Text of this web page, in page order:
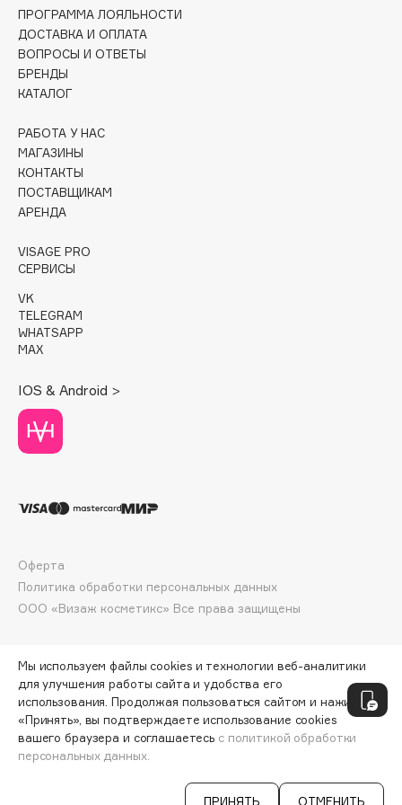
Collagenina
Consly
Corimo
CosRX
Crescina
Cunzite
Curaprox
D
d'Alba
DABO
DARLING*
Davines
Deonica
Dessange
Dolce & Gabbana
Dorco
DP Daily Perfection
Dr.Ceuracle
Dr.Jart+
DSD de Luxe
Dyson
СООБЩИТЬ О ПОСТУПЛЕНИИ
ПРОГРАММА ЛОЯЛЬНОСТИ
ДОСТАВКА И ОПЛАТА
ВОПРОСЫ И ОТВЕТЫ
БРЕНДЫ
КАТАЛОГ
РАБОТА У НАС
МАГАЗИНЫ
КОНТАКТЫ
ПОСТАВЩИКАМ
АРЕНДА
VISAGE PRO
СЕРВИСЫ
VK
TELEGRAM
WHATSAPP
MAX
IOS & Android >
ООО «Визаж косметикс» Все права защищены
Оферта
Политика обработки персональных данных
Мы используем файлы cookies и технологии веб-аналитики
для улучшения работы сайта и удобства его
использования. Продолжая пользоваться сайтом и нажимая
«Принять», вы подтверждаете использование cookies
вашего браузера и соглашаетесь с политикой обработки
персональных данных.
ПРИНЯТЬ ОТМЕНИТЬ